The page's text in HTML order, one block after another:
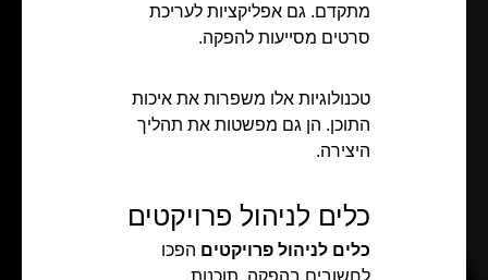
מתקדם. גם אפליקציות לעריכת
סרטים מסייעות להפקה.
טכנולוגיות אלו משפרות את איכות
התוכן. הן גם מפשטות את תהליך
היצירה.
כלים לניהול פרויקטים
כלים לניהול פרויקטים הפכו
לחשובים בהפקה. תוכנות